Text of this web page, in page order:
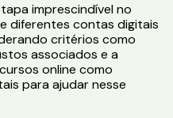
imprescindível no
diferentes contas digitais
critérios como
associados e a
online como
para ajudar nesse